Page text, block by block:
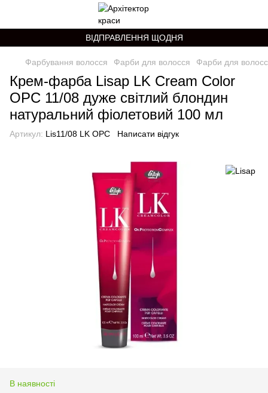
ВІДПРАВЛЕННЯ ЩОДНЯ
Фарбування волосся Фарби для волосся Фарби для
Крем-фарба Lisap LK Cream Color
OPC 11/08 дуже світлий блондин
натуральний фіолетовий 100 мл
Артикул: Lis11/08 LK OPC Написати відгук
В наявності